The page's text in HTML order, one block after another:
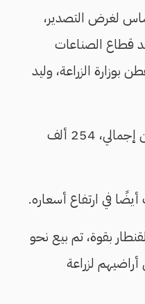
لغرض التصدير،
قطاع الصناعات
الزراعة، وليد
ويوضح يحيى أن المساحات المزروعة بالقطن قصير التيلة في مصر نحو 1000 فدان فقط، من إجمالي، 254 ألف
في ارتفاع أسعاره.
مع تذبذب سعر القنطار بقوة، تم بيع نحو
استغلال أراضيهم لزراعة